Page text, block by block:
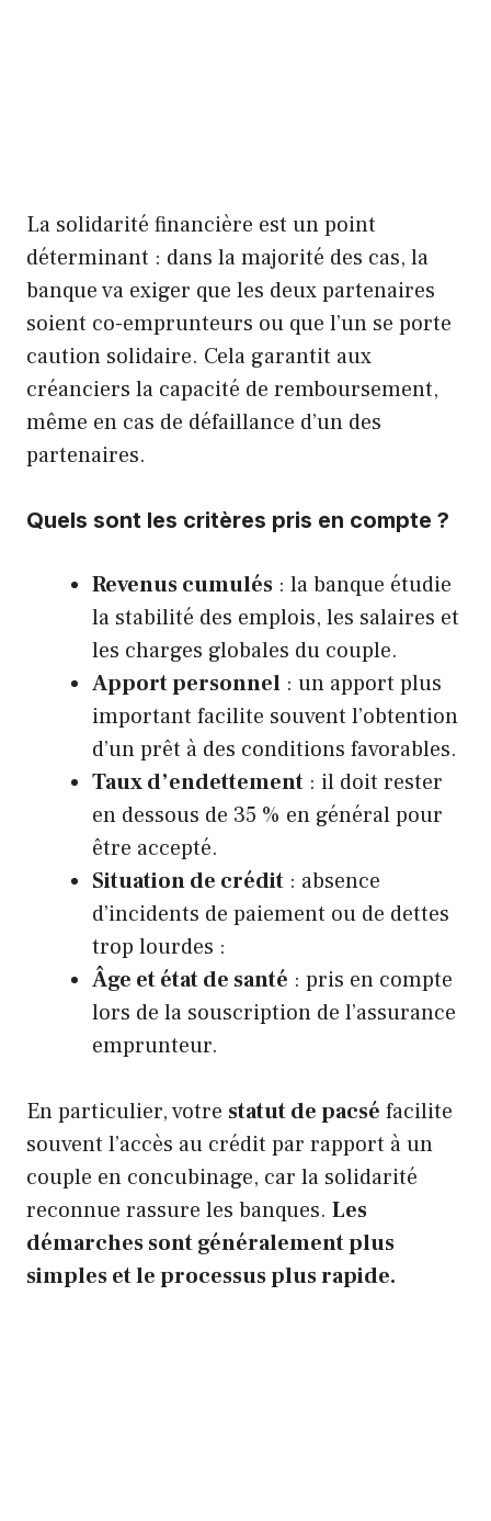
La solidarité financière est un point
déterminant : dans la majorité des cas, la
banque va exiger que les deux partenaires
soient co-emprunteurs ou que l’un se porte
caution solidaire. Cela garantit aux
créanciers la capacité de remboursement,
même en cas de défaillance d’un des
partenaires.
Quels sont les critères pris en compte ?
Revenus cumulés : la banque étudie
la stabilité des emplois, les salaires et
les charges globales du couple.
Apport personnel : un apport plus
important facilite souvent l’obtention
d’un prêt à des conditions favorables.
Taux d’endettement : il doit rester
en dessous de 35 % en général pour
être accepté.
Situation de crédit : absence
d’incidents de paiement ou de dettes
trop lourdes :
Âge et état de santé : pris en compte
lors de la souscription de l’assurance
emprunteur.
En particulier, votre statut de pacsé facilite
souvent l’accès au crédit par rapport à un
couple en concubinage, car la solidarité
reconnue rassure les banques. Les
démarches sont généralement plus
simples et le processus plus rapide.